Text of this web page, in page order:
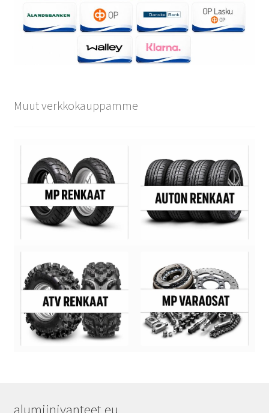
Muut verkkokauppamme
alumiinivanteet.eu